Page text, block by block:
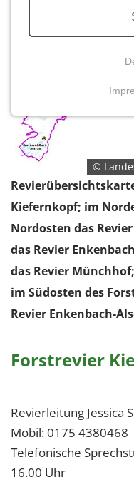
©
Kiefernkopf; im
Nordosten das
das Revier
das Revier
im Südosten des
Revier Enkenbach-
Forstrevier
Revierleitung Jessica
Mobil: 0175 4380468
Telefonische
16.00 Uhr
Notwendige
Funktionen und
der Website
Name:
Zweck:
Dieser Cookie
Einverständnis-
Cookie Laufzeit:
Um Inhalte von
Plattformen
diesen externen